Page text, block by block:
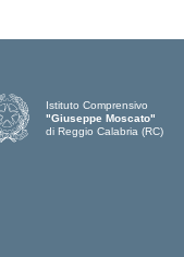
Istituto Comprensivo
"Giuseppe Moscato"
di Reggio Calabria (RC)